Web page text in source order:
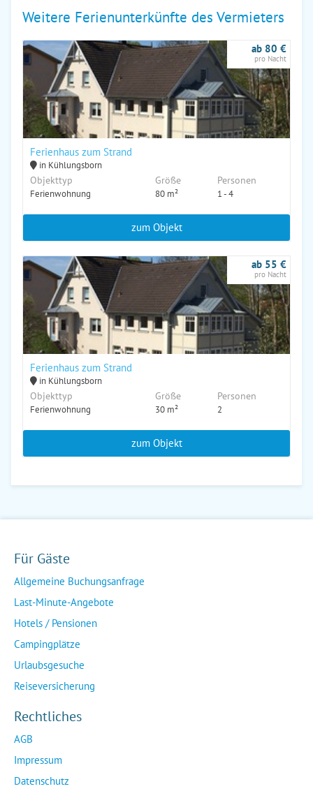
Weitere Ferienunterkünfte des Vermieters
Ferienhaus zum Strand
in Kühlungsborn
Objekttyp
Ferienwohnung
Größe
80 m²
Personen
1 - 4
ab 80 €
pro Nacht
zum Objekt
Ferienhaus zum Strand
in Kühlungsborn
Objekttyp
Ferienwohnung
Größe
30 m²
Personen
2
ab 55 €
pro Nacht
zum Objekt
Für Gäste
Allgemeine Buchungsanfrage
Last-Minute-Angebote
Hotels / Pensionen
Campingplätze
Urlaubsgesuche
Reiseversicherung
Rechtliches
AGB
Impressum
Datenschutz